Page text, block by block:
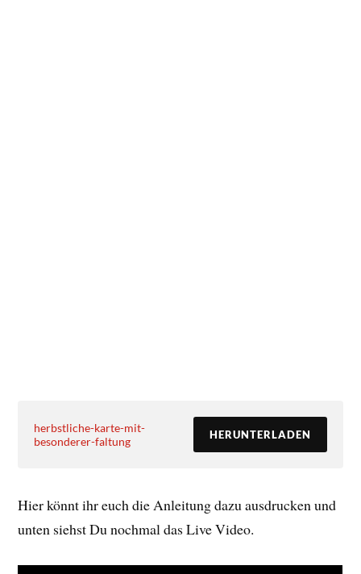
herbstliche-karte-mit-
besonderer-faltung
HERUNTERLADEN
Hier könnt ihr euch die Anleitung dazu ausdrucken und
unten siehst Du nochmal das Live Video.